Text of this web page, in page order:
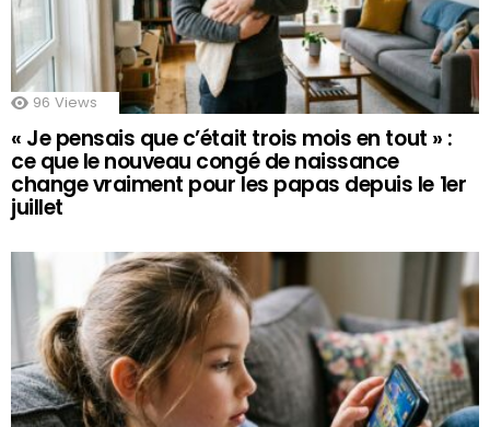
96 Views
« Je pensais que c’était trois mois en tout » :
ce que le nouveau congé de naissance
change vraiment pour les papas depuis le 1er
juillet